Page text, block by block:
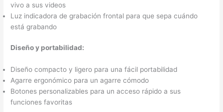
vivo a sus videos
Luz indicadora de grabación frontal para que sepa cuándo
está grabando
Diseño y portabilidad:
Diseño compacto y ligero para una fácil portabilidad
Agarre ergonómico para un agarre cómodo
Botones personalizables para un acceso rápido a sus
funciones favoritas